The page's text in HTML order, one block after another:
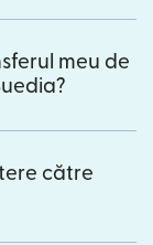
meu de
către